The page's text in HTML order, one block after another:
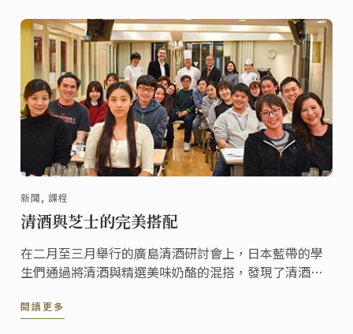
新聞, 課程
清酒與芝士的完美搭配
在二月至三月舉行的廣島清酒研討會上，日本藍帶的學
生們通過將清酒與精選美味奶酪的混搭，發現了清酒的
閱讀更多